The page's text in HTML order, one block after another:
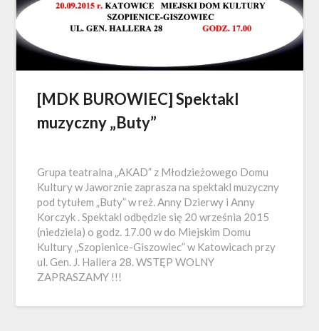
[MDK BUROWIEC] Spektakl
muzyczny „Buty”
Grupa teatralna „AKAD” z Młodzieżowego Domu
Kultury w Jaworznie zaprasza na spektakl muzyczny
pod tytułem „Buty” w reż. Anny Dzierwy i Anny
Korczyk . Spektakl odbędzie się 20 września 2015
(niedziela) o godz. 17.00 w do Miejskim Domu
Kultury „Szopienice-Giszowiec” w Katowicach przy
ul. Gen. J. Hallera 28. WSTĘP WOLNY
ZAPRASZAMY !!!